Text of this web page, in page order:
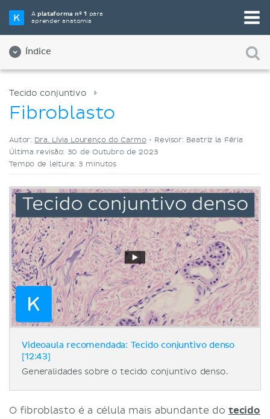
Aplataforma nº 1 para
aprender anatomia
Índice
Selecione a sua ferramenta de estudo favorita
Videoaulas
Tecido conjuntivo
Fibroblasto
Autor: Dra. Lívia Lourenço do Carmo• Revisor: Beatriz la Féria
Última revisão: 30 de Outubro de 2023
Tempo de leitura: 3 minutos
Videoaula recomendada: Tecido conjuntivo denso
[12:43]
Generalidades sobre o tecido conjuntivo denso.
O fibroblasto é a célula mais abundante do tecido